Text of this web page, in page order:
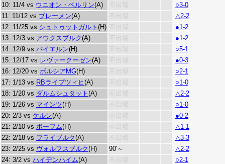
10: 11/4 vs ウニオン・ベルリン(A) 不出場
○3-0
11: 11/12 vs ブレーメン(A) 不出場
△2-2
12: 11/25 vs シュトゥットガルト (H) 不出場
●1-2
13: 12/3 vs アウクスブルク(A) 不出場
●1-2
14: 12/9 vs バイエルン(H) 不出場
○5-1
15: 12/17 vs レヴァークーゼン(A) 不出場
●0-3
16: 12/20 vs ボルシアMG(H) 不出場
○2-1
17: 1/13 vs RBライプツィヒ(A) 不出場
○1-0
18: 1/20 vs ダルムシュタット (A) 不出場
△2-2
19: 1/26 vs マインツ(H) 不出場
○1-0
20: 2/3 vs ケルン(A) 不出場
●0-2
21: 2/10 vs ボーフム(H) 不出場
△1-1
22: 2/18 vs フライブルク(A) 不出場
△3-3
23: 2/25 vs ヴォルフスブルク(H) 90'～
△2-2
24: 3/2 vs ハイデンハイム(A) 不出場
○2-1